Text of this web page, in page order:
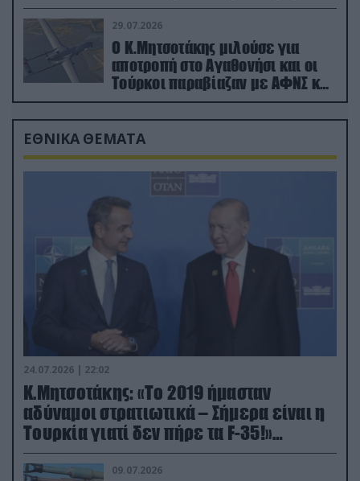
29.07.2026
Ο Κ.Μητσοτάκης μιλούσε για
αποτροπή στο Αγαθονήσι και οι
Τούρκοι παραβίαζαν με ΑΦΝΣ και
drone
ΕΘΝΙΚΑ ΘΕΜΑΤΑ
24.07.2026 | 22:02
Κ.Μητσοτάκης: «Το 2019 ήμασταν
αδύναμοι στρατιωτικά – Σήμερα είναι η
Τουρκία γιατί δεν πήρε τα F-35!»
(βίντεο)
09.07.2026